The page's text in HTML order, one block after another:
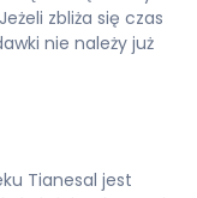
zbliża się czas
nie należy już
Tianesal jest